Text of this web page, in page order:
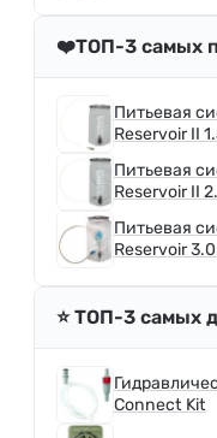
❤️ТОП-3 самых
Питьевая
Reservoir II
Питьевая
Reservoir II
Питьевая
Reservoir
⭐️ ТОП-3 самых
Connect Kit